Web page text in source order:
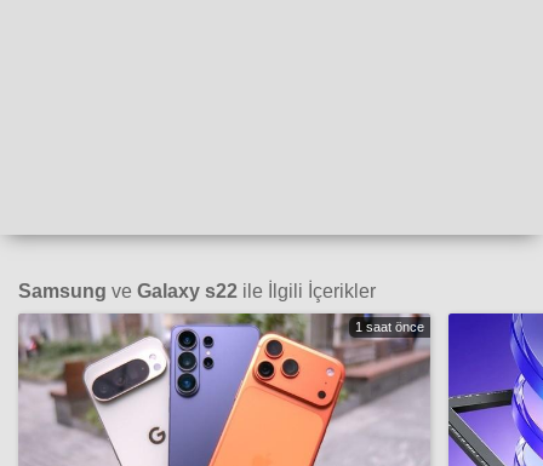
Samsung ve Galaxy s22 ile İlgili İçerikler
1 saat önce